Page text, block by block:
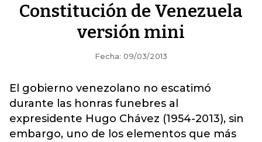
Constitución de Venezuela
versión mini
Fecha: 09/03/2013
El gobierno venezolano no escatimó
durante las honras funebres al
expresidente Hugo Chávez (1954-2013), sin
embargo, uno de los elementos que más